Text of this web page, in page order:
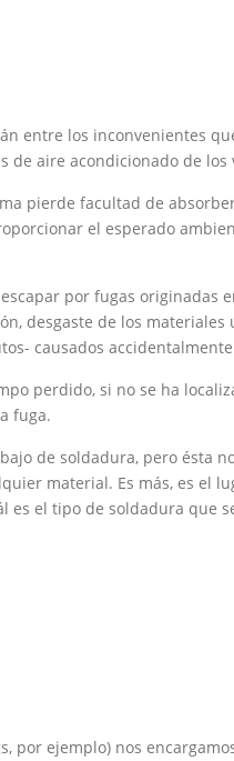
entre los inconvenientes
de aire acondicionado de los
pierde facultad de
el esperado
por fugas originadas
desgaste de los materiales
causados
perdido, si no se ha
fuga.
de soldadura, pero ésta
material. Es más, es el
es el tipo de soldadura que
por ejemplo) nos